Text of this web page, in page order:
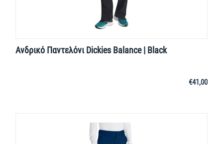
Ανδρικό Παντελόνι Dickies Balance | Black
€41,00